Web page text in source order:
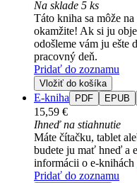
Na sklade 5 ks
Táto kniha sa môže
okamžite! Ak si ju
odošleme vám ju ešte
pracovný deň.
Pridať do zoznamu
Vložiť do košíka
E-kniha PDF EPUB
15,59 €
Ihneď na stiahnutie
Máte čítačku, tablet
budete ju mať hneď a
informácii o e-knihách
Pridať do zoznamu